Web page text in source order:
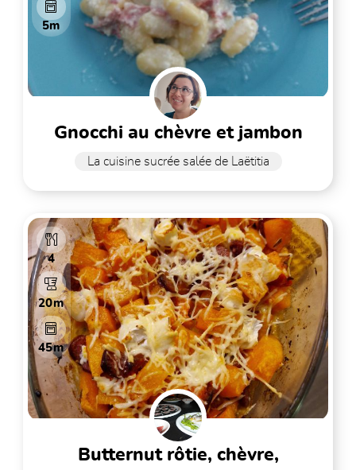
5m
gnocchi au chèvre et jambon
La cuisine sucrée salée de Laëtitia
4
20m
45m
butternut rôtie, chèvre,